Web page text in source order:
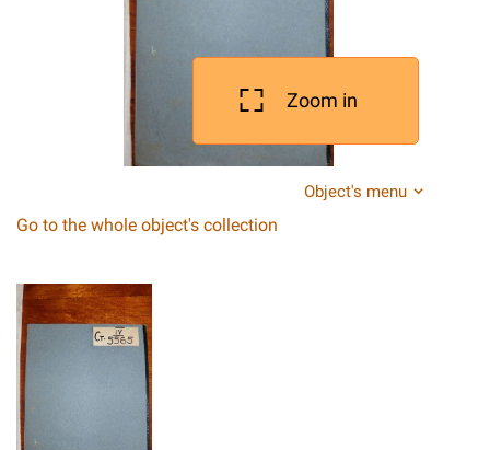
Zoom in
Object's menu
Go to the whole object's collection